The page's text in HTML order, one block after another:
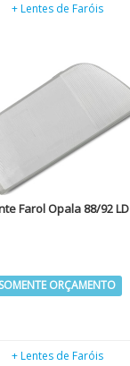
+ Lentes de Faróis
Farol Opala 88/92 LD
SOMENTE ORÇAMENTO
+ Lentes de Faróis